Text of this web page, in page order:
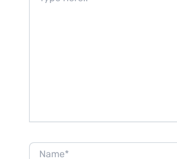
here..
Name*